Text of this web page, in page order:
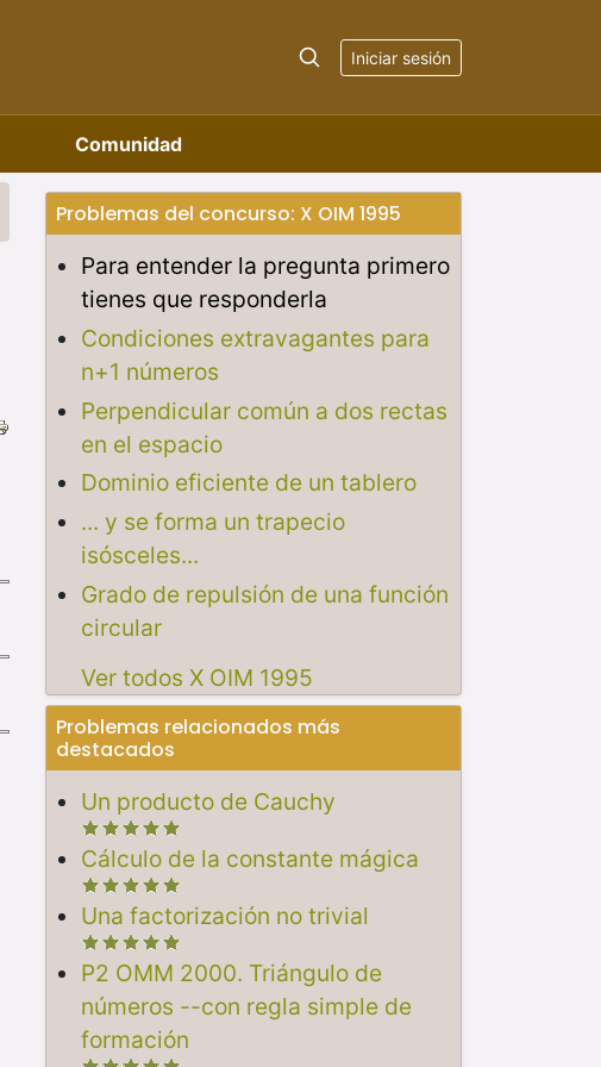
Iniciar sesión
Comunidad
Problemas del concurso: X OIM 1995
Para entender la pregunta primero
tienes que responderla
Condiciones extravagantes para
n+1 números
Perpendicular común a dos rectas
en el espacio
Dominio eficiente de un tablero
... y se forma un trapecio
isósceles...
Grado de repulsión de una función
circular
Ver todos X OIM 1995
Problemas relacionados más
destacados
Un producto de Cauchy
Cálculo de la constante mágica
Una factorización no trivial
P2 OMM 2000. Triángulo de
números --con regla simple de
formación